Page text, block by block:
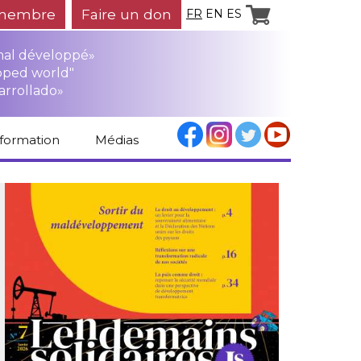
Faire un don FR EN ES
développé»
world"
Médias
Revue de presse